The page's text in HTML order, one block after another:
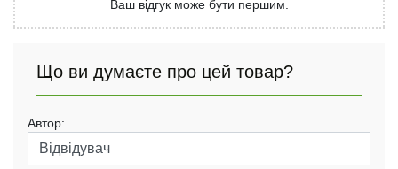
Ваш відгук може бути першим.
Що ви думаєте про цей товар?
Автор: